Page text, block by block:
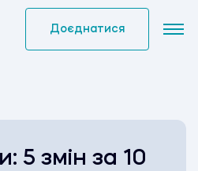
Доєднатися
5 змін за 10